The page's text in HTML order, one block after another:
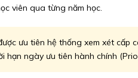
viên qua từng năm học.
ưu tiên hệ thống xem xét cấp
hạn ngày ưu tiên hành chính